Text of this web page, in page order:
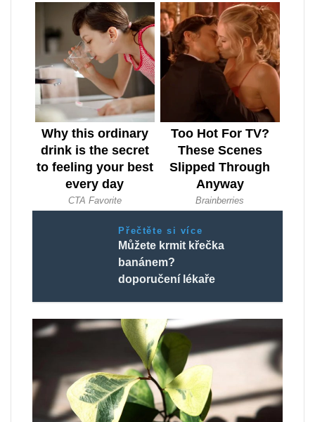
Přečtěte si více
Můžete krmit křečka
banánem?
doporučení lékaře